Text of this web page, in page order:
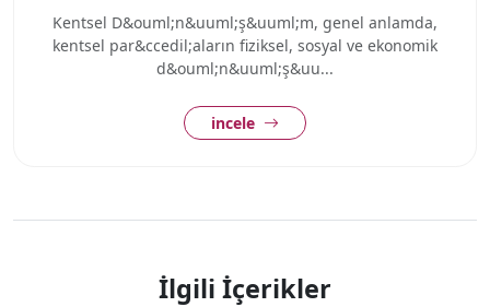
Kentsel D&ouml;n&uuml;ş&uuml;m, genel anlamda,
kentsel par&ccedil;aların fiziksel, sosyal ve ekonomik
d&ouml;n&uuml;ş&uu...
incele
İlgili İçerikler